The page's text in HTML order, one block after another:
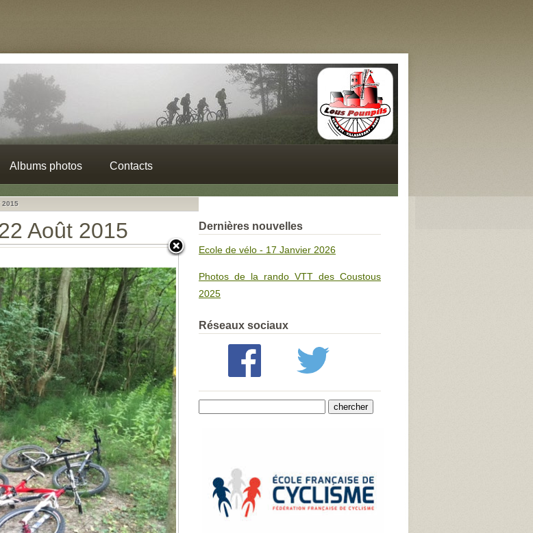
Albums photos Contacts
2015
Août 2015 Dernières nouvelles
Ecole de vélo - 17 Janvier 2026
Photos de la rando VTT des Coustous
2025
Réseaux sociaux